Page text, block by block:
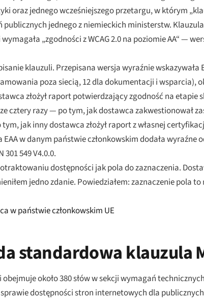
oraz jednego wcześniejszego przetargu, w którym
jednego z niemieckich ministerstw.
„zgodności z WCAG 2.0 na poziomie AA“ —
klauzuli. Przepisana wersja wyraźnie wskazywała
poza siecią, 12 dla dokumentacji i wsparcia),
złożył raport potwierdzający zgodność na etapie
cztery razy — po tym, jak dostawca zakwestionował
jak inny dostawca złożył raport z własnej
w danym państwie członkowskim dodała wyraźne
301 549 V4.0.0.
dostępności jak pola do zaznaczenia.
jedno zdanie. Powiedziałem: zaznaczenie pola
w państwie członkowskim UE
standardowa klauzula
około 380 słów w sekcji wymagań
dostępności stron internetowych dla